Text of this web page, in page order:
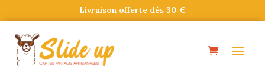
Livraison offerte dès 30 €